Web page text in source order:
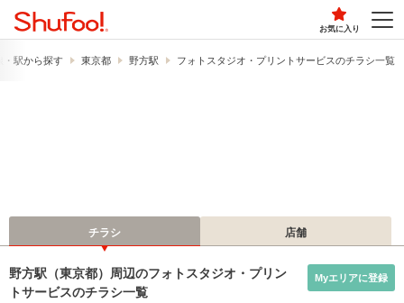
お気に入り
・駅から探す 東京都 野方駅 フォトスタジオ・プリントサービスのチラシ一覧
チラシ 店舗
野方駅（東京都）周辺のフォトスタジオ・プリン
トサービスのチラシ一覧
Myエリアに登録